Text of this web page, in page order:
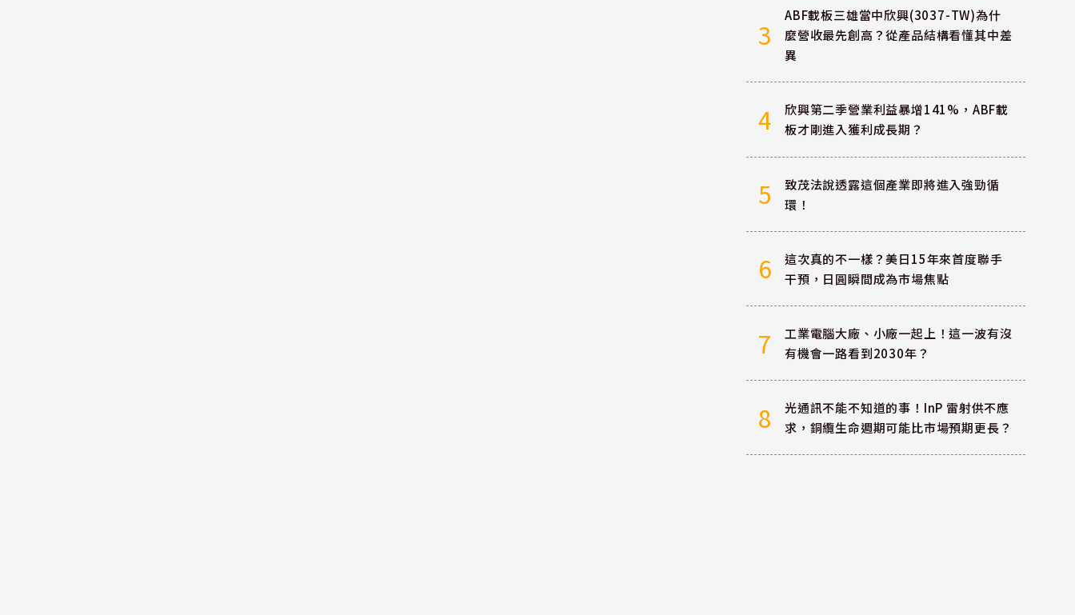
3
ABF載板三雄當中欣興(3037-TW)為什
麼營收最先創高？從產品結構看懂其中差
異
4
欣興第二季營業利益暴增141%，ABF載
板才剛進入獲利成長期？
5
致茂法說透露這個產業即將進入強勁循
環！
6
這次真的不一樣？美日15年來首度聯手
干預，日圓瞬間成為市場焦點
7
工業電腦大廠、小廠一起上！這一波有沒
有機會一路看到2030年？
8
光通訊不能不知道的事！InP 雷射供不應
求，銅纜生命週期可能比市場預期更長？